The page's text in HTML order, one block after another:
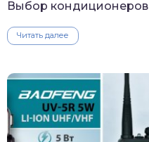
Выбор кондиционеров
Читать далее